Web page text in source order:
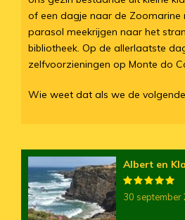
of een dagje naar de Zoomarine
parasol meekrijgen naar het
bibliotheek. Op de allerlaatste
zelfvoorzieningen op Monte do
Wie weet dat als we de
Albert en
30 september